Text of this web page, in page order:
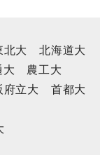
大 北海道大
農工大
立大 首都大